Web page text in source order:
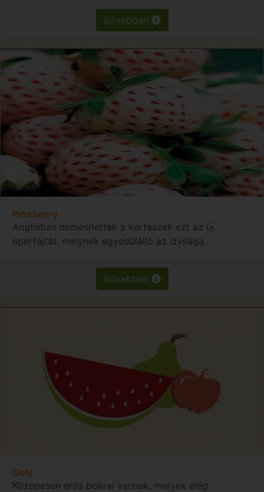
Bővebben
Pineberry
Angliában nemesítették a kertészek ezt az új
eperfajtát, melynek egyedülálló az ízvilága.
Bővebben
Dely
Közepesen erős bokrai vannak, melyek elég